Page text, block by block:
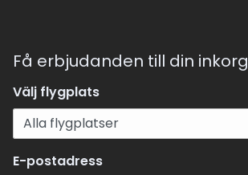
Få erbjudanden till din inkorg
Välj flygplats
E-postadress